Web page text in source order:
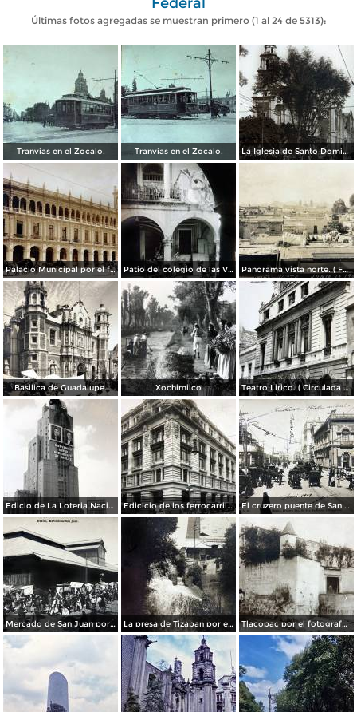
Últimas fotos agregadas se muestran primero (1 al 24 de 5313):
Tranvias en el Zocalo. Tranvias en el Zocalo. La Iglesia de Santo Domingo.
Palacio Municipal por el fotografo Hugo Brehme.. Patio del colegio de las Vizcainas por el fotografo Hugo Brehme. Panorama vista norte. ( Fechada el 20 de Junio de 1905 ).
Basilica de Guadalupe. Xochimilco Teatro Lirico. ( Circulada el 1 de Agosto de 1926 ).
Edicio de La Loteria Nacional Ciudad de México Abril de 1964 Edicicio de los ferrocarriles. El cruzero puente de San Francisco y Guardiola por el fotografo Felix Miret.
Mercado de San Juan por el fotografo Felix Miret La presa de Tizapan por el fotografo Fernando Kososky. ( Circulada el 22 de Diembre de 1910 ). Tlacopac por el fotografo Hugo Brehme.